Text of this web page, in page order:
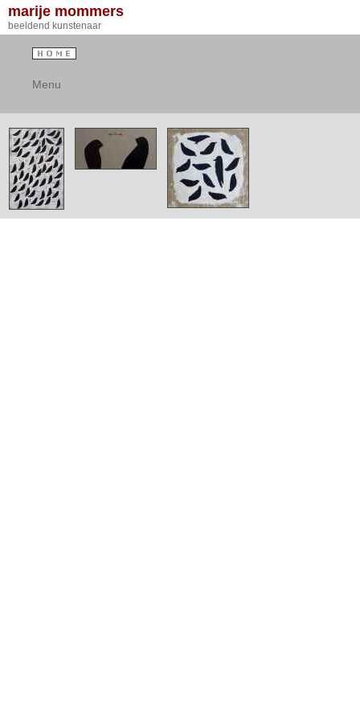
marije mommers
beeldend kunstenaar
Menu